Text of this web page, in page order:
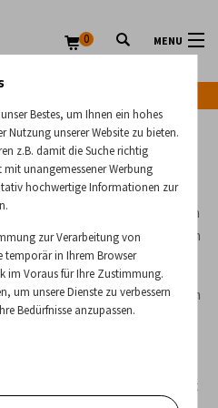
MENU
0
und andere Berufe, bei denen
und Schuhen erforderlich
sowie Schränke zum Trocknen
spezielle Produkte in unserem
werden Uniformen und
Schränke sind in
Wenn Sie nach einem Produkt
Bestes, um Ihnen ein hohes
Nutzung unserer Website zu bieten.
z.B. damit die Suche richtig
unangemessener Werbung
hochwertige Informationen zur
zur Verarbeitung von
temporär in Ihrem Browser
im Voraus für Ihre Zustimmung.
um unsere Dienste zu verbessern
Bedürfnisse anzupassen.